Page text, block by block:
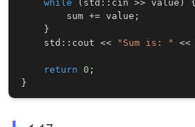
while
( std :: cin >> value )
{
        sum
+= value ;
}
    std
:: cout << "Sum is: " <<
return 0 ;
}